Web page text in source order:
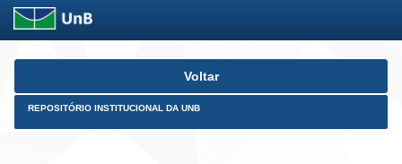
Skip
Voltar
REPOSITÓRIO INSTITUCIONAL DA UNB